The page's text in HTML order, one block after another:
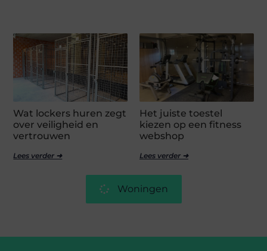
Wat lockers huren zegt
over veiligheid en
vertrouwen
Lees verder ➜
Het juiste toestel
kiezen op een fitness
webshop
Lees verder ➜
Woningen